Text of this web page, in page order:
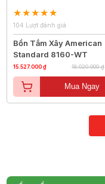
104 Lượt đánh giá
Bồn Tắm Xây American
Standard 8160-WT
15.527.000 ₫ 18.020.000 ₫
Mua Ngay